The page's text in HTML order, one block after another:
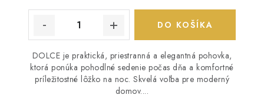
DO KOŠÍKA
DOLCE je praktická, priestranná a elegantná pohovka,
ktorá ponúka pohodlné sedenie počas dňa a komfortné
príležitostné lôžko na noc. Skvelá voľba pre moderný
domov....